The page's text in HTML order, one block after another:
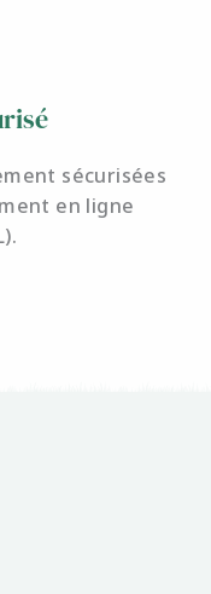
sécurisées
en ligne